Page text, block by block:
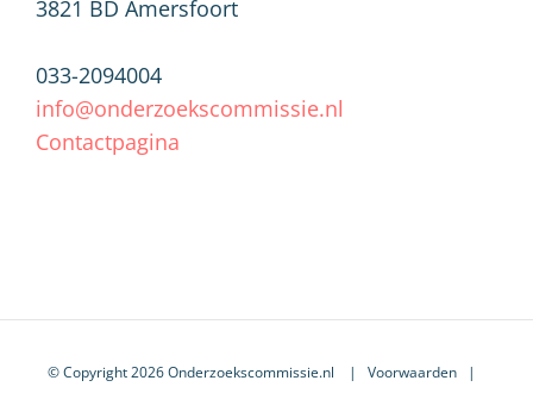
3821 BD Amersfoort
033-2094004
info@onderzoekscommissie.nl
Contactpagina
© Copyright 2026 Onderzoekscommissie.nl | Voorwaarden|